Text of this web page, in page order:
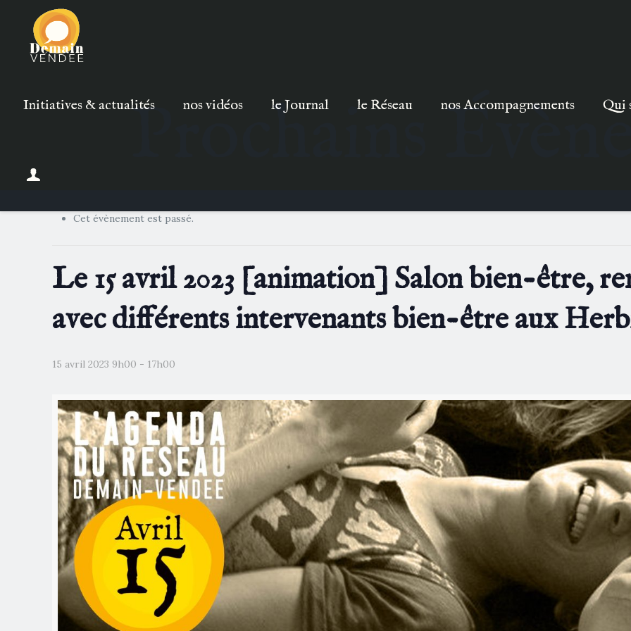
Initiatives & actualités nos vidéos le Journal le Réseau nos Accompagnements Qui
Prochains
Cet évènement est passé.
Le 15 avril 2023 [animation] Salon bien-être,
avec différents intervenants bien-être aux
15 avril 2023 9h00 - 17h00